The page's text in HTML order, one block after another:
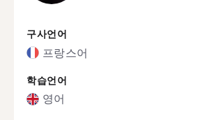
구사언어
프랑스어
학습언어
영어